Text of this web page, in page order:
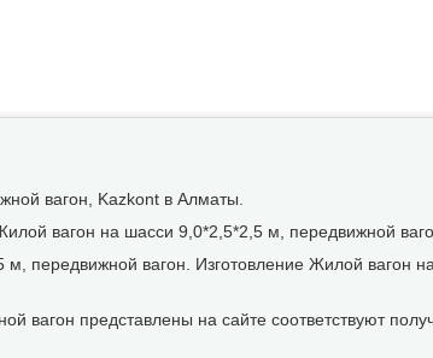
вагон, Kazkont в Алматы.
вагон на шасси 9,0*2,5*2,5 м, передвижной
передвижной вагон. Изготовление Жилой
представлены на сайте соответствуют